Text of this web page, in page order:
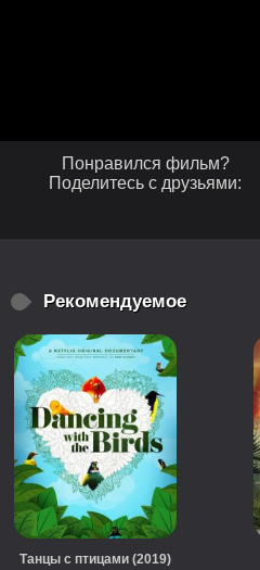
Понравился фильм?
Поделитесь с друзьями:
Рекомендуемое
Танцы с птицами (2019)